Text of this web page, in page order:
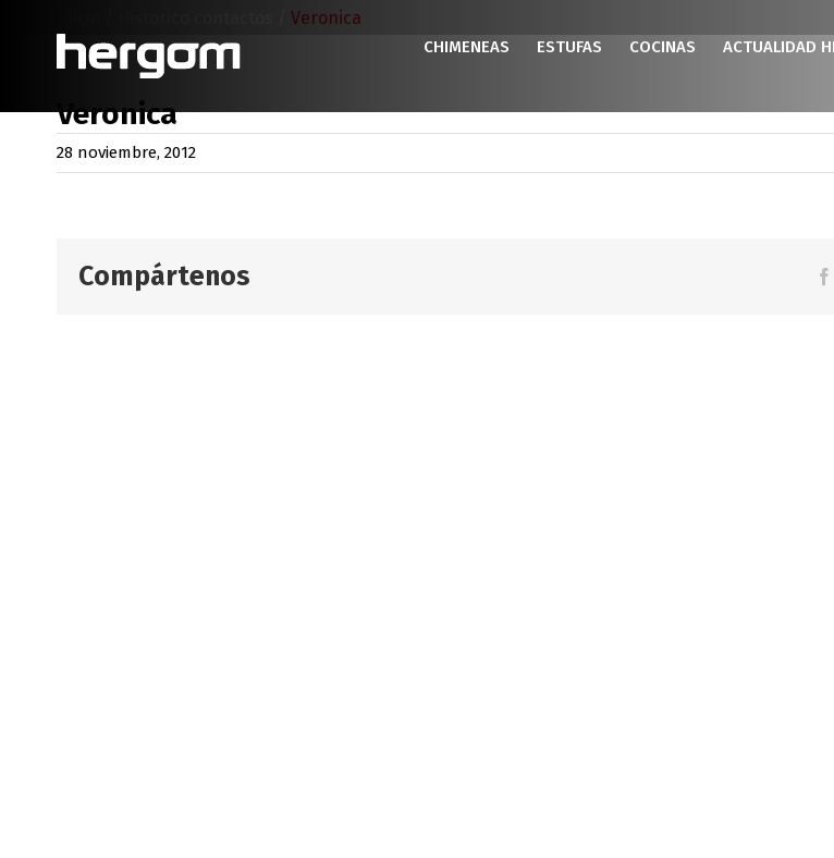
contenido
CHIMENEAS ESTUFAS COCINAS ACTUALIDAD
Veronica
Veronica
28 noviembre, 2012
Compártenos